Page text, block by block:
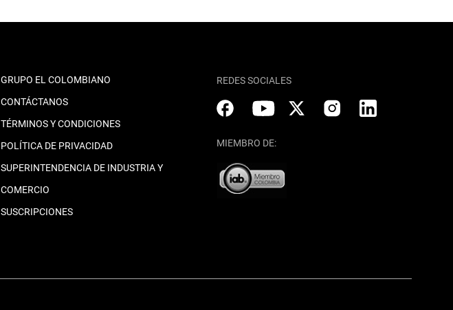
GRUPO EL COLOMBIANO
CONTÁCTANOS
TÉRMINOS Y CONDICIONES
POLÍTICA DE PRIVACIDAD
SUPERINTENDENCIA DE INDUSTRIA Y
COMERCIO
SUSCRIPCIONES
REDES SOCIALES
MIEMBRO DE: